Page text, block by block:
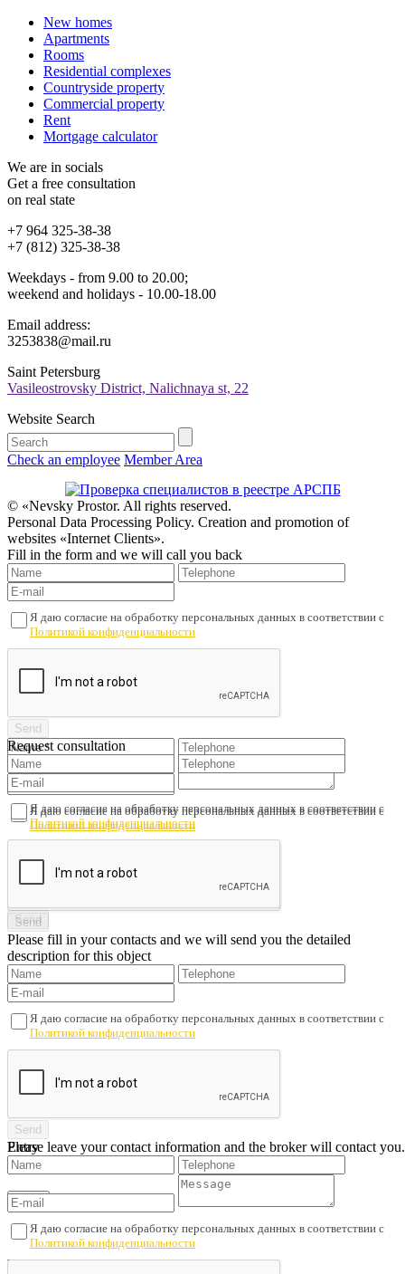
New homes
Apartments
Rooms
Residential complexes
Countryside property
Commercial property
Rent
Mortgage calculator
We are in socials
Get a free consultation
on real state
+7 964 325-38-38
+7 (812) 325-38-38
Weekdays - from 9.00 to 20.00;
weekend and holidays - 10.00-18.00
Email address:
3253838@mail.ru
Saint Petersburg
Vasileostrovsky District, Nalichnaya st, 22
Website Search
Check an employee Member Area
© «Nevsky Prostor. All rights reserved.
Personal Data Processing Policy. Creation and promotion of
websites «Internet Clients».
Fill in the form and we will call you back
Я даю согласие на обработку персональных данных в соответствии с
Политикой конфиденциальности
Request consultation
Я даю согласие на обработку персональных данных в соответствии с
Политикой конфиденциальности
Я даю согласие на обработку персональных данных в соответствии с
Политикой конфиденциальности
Please fill in your contacts and we will send you the detailed
description for this object
Я даю согласие на обработку персональных данных в соответствии с
Политикой конфиденциальности
Please leave your contact information and the broker will contact you.
Я даю согласие на обработку персональных данных в соответствии с
Политикой конфиденциальности
Entry
You don't have an account?Sign up